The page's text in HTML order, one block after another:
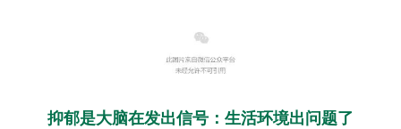
抑郁是大脑在发出信号：生活环境出问题了